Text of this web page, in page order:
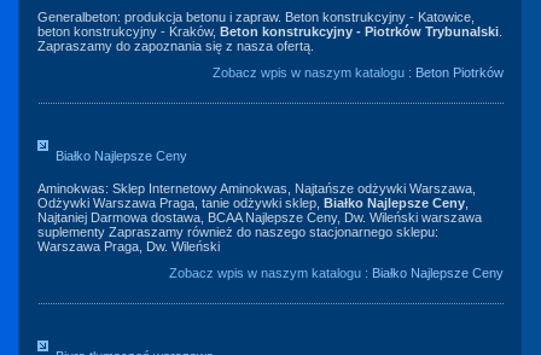
Generalbeton: produkcja betonu i zapraw. Beton konstrukcyjny - Katowice,
beton konstrukcyjny - Kraków, Beton konstrukcyjny - Piotrków Trybunalski
Zapraszamy do zapoznania się z nasza ofertą.
Zobacz wpis w naszym katalogu : Beton Piotrków
Białko Najlepsze Ceny
Aminokwas: Sklep Internetowy Aminokwas, Najtańsze odżywki Warszawa,
Odżywki Warszawa Praga, tanie odżywki sklep, Białko Najlepsze Ceny
Najtaniej Darmowa dostawa, BCAA Najlepsze Ceny, Dw. Wileński warszawa
suplementy Zapraszamy również do naszego stacjonarnego sklepu:
Warszawa Praga, Dw. Wileński
Zobacz wpis w naszym katalogu : Białko Najlepsze Ceny